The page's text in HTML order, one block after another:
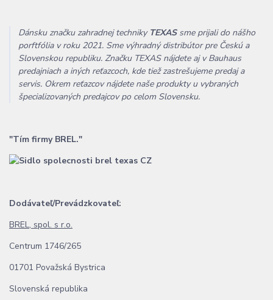
Dánsku značku zahradnej techniky TEXASsme prijali do nášho
porftfólia v roku 2021. Sme výhradný distribútor pre Českú a
Slovenskou republiku. Značku TEXAS nájdete aj v Bauhaus
predajniach a iných reťazcoch, kde tiež zastrešujeme predaj a
servis. Okrem reťazcov nájdete naše produkty u vybraných
špecializovaných predajcov po celom Slovensku.
"Tím firmy BREL."
Dodávateľ/Prevádzkovateľ:
BREL, spol. s r.o.
Centrum 1746/265
01701 Považská Bystrica
Slovenská republika